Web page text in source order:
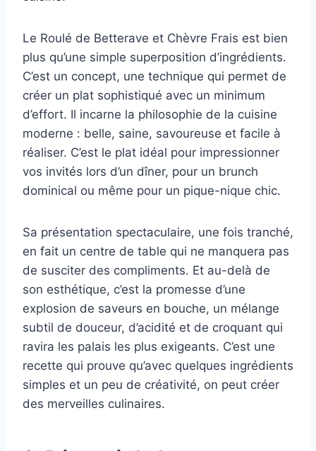
Le Roulé de Betterave et Chèvre Frais est bien
plus qu’une simple superposition d’ingrédients.
C’est un concept, une technique qui permet de
créer un plat sophistiqué avec un minimum
d’effort. Il incarne la philosophie de la cuisine
moderne : belle, saine, savoureuse et facile à
réaliser. C’est le plat idéal pour impressionner
vos invités lors d’un dîner, pour un brunch
dominical ou même pour un pique-nique chic.
Sa présentation spectaculaire, une fois tranché,
en fait un centre de table qui ne manquera pas
de susciter des compliments. Et au-delà de
son esthétique, c’est la promesse d’une
explosion de saveurs en bouche, un mélange
subtil de douceur, d’acidité et de croquant qui
ravira les palais les plus exigeants. C’est une
recette qui prouve qu’avec quelques ingrédients
simples et un peu de créativité, on peut créer
des merveilles culinaires.